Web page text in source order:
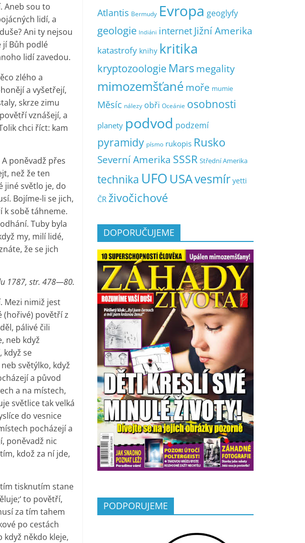
Aneb sou to
lidí, a
Ani ty nejsou
jí Bůh podlé
lidí zavedou.
zlého a
a vyšetřejí,
skrze zimu
vznášejí, a
chci říct: kam
poněvadž přes
než že ten
jiné světlo je, do
Bojíme-li se jich,
k sobě táhneme.
Tuby byla
my, milí lidé,
že se jich
1787, str. 478—80.
Mezi nimiž jest
(hořivé) povětří z
pálivé čili
neb když
když se
světýlko, když
a původ
a na místech,
světlice tak velká
do vesnice
pocházejí a
poněvadž nic
kdož za ní jde,
tisknutím stane
to povětří,
za tím tahem
po cestách
někdo kleje,
Atlantis Bermudy Evropa geoglyfy
geologie Indiáni internet Jižní Amerika
katastrofy knihy kritika
kryptozoologie Marsmegality
mimozemšťanémoře mumie
Měsíc nálezy obři Oceánie osobnosti
planety podvod podzemí
pyramidy písmo rukopis Rusko
Severní Amerika SSSR Střední Amerika
technika UFO USAvesmír yetti
ČR živočichové
DOPORUČUJEME
PODPORUJEME